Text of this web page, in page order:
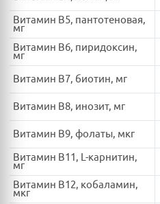
Витамин B5, пантотеновая,
мг
Витамин B6, пиридоксин,
мг
Витамин B7, биотин, мг
Витамин B8, инозит, мг
Витамин B9, фолаты, мкг
Витамин B11, L-карнитин,
мг
Витамин B12, кобаламин,
мкг